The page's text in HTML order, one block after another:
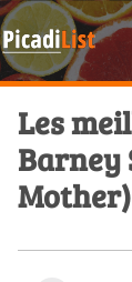
Les
Barney
Mother)